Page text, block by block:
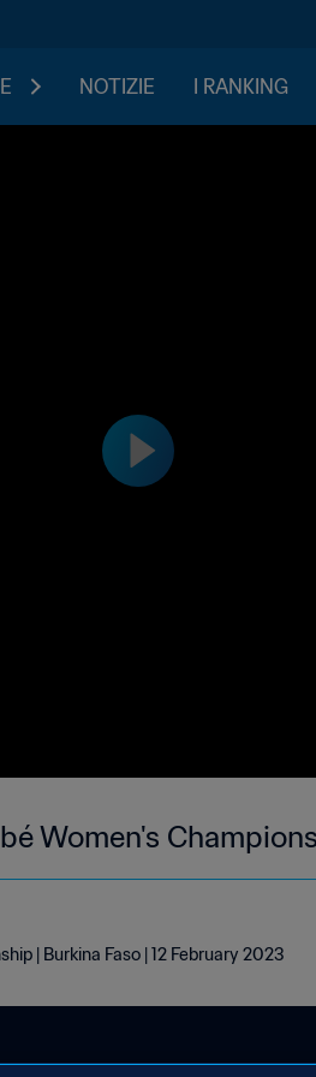
NOTIZIE I RANKING
Women's
| Burkina Faso | 12 February 2023